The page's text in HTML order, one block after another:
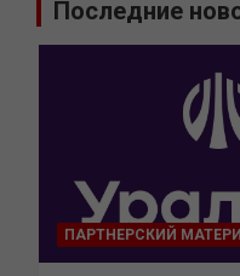
Последние
ПАРТНЕРСКИЙ